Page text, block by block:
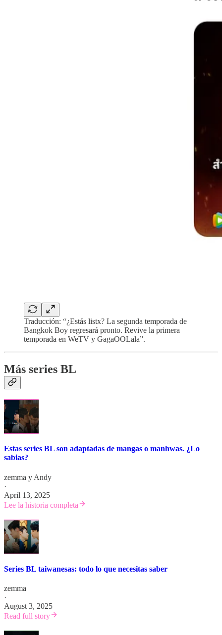
Traducción: “¿Estás listx? La segunda temporada de
Bangkok Boy regresará pronto. Revive la primera
temporada en WeTV y GagaOOLala”.
Más series BL
Estas series BL son adaptadas de mangas o manhwas. ¿Lo
sabias?
zemma y Andy
·
April 13, 2025
Lee la historia completa
Series BL taiwanesas: todo lo que necesitas saber
zemma
·
August 3, 2025
Read full story